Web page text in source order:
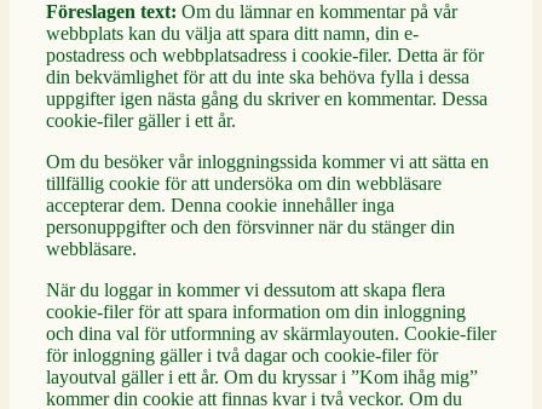
Föreslagen text: Om du lämnar en kommentar på vår
webbplats kan du välja att spara ditt namn, din e-
postadress och webbplatsadress i cookie-filer. Detta är för
din bekvämlighet för att du inte ska behöva fylla i dessa
uppgifter igen nästa gång du skriver en kommentar. Dessa
cookie-filer gäller i ett år.
Om du besöker vår inloggningssida kommer vi att sätta en
tillfällig cookie för att undersöka om din webbläsare
accepterar dem. Denna cookie innehåller inga
personuppgifter och den försvinner när du stänger din
webbläsare.
När du loggar in kommer vi dessutom att skapa flera
cookie-filer för att spara information om din inloggning
och dina val för utformning av skärmlayouten. Cookie-filer
för inloggning gäller i två dagar och cookie-filer för
layoutval gäller i ett år. Om du kryssar i ”Kom ihåg mig”
kommer din cookie att finnas kvar i två veckor. Om du